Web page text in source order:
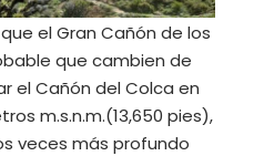
el Gran Cañón de los
que cambien de
el Cañón del Colca en
m.s.n.m.(13,650 pies),
veces más profundo